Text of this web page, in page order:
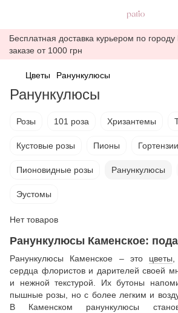
Бесплатная доставка курьером по
заказе от 1000 грн
Цветы Ранункулюсы
Ранункулюсы
Розы 101 роза Хризантемы
Кустовые розы Пионы Гортензии
Пионовидные розы Ранункулюсы
Эустомы
Нет товаров
Ранункулюсы Каменское:
Ранункулюсы Каменское – это цветы,
сердца флористов и дарителей своей
и нежной текстурой. Их бутоны
пышные розы, но с более легким и
В Каменском ранункулюсы